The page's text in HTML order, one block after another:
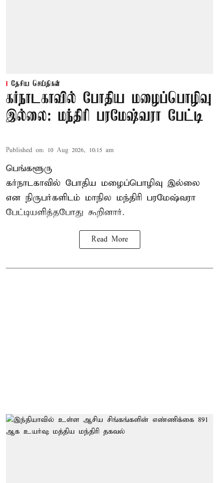
தேசிய செய்திகள்
கர்நாடகாவில் போதிய மழைப்பொழிவு
இல்லை: மந்திரி பரமேஷ்வரா பேட்டி
Published on: 10 Aug 2026, 10:15 am
பெங்களூரு
கர்நாடகாவில் போதிய மழைப்பொழிவு இல்லை
என நிருபர்களிடம் மாநில மந்திரி பரமேஷ்வரா
பேட்டியளித்தபோது கூறினார்.
Read More